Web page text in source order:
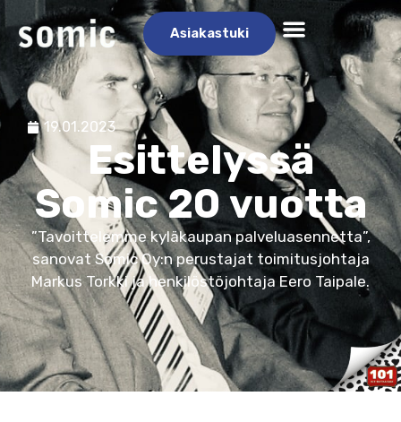
Asiakastuki
19.01.2023
Esittelyssä
Somic 20 vuotta
”Tavoittelemme kyläkaupan palveluasennetta”,
sanovat Somic Oy:n perustajat toimitusjohtaja
Markus Torkki ja henkilöstöjohtaja Eero Taipale.